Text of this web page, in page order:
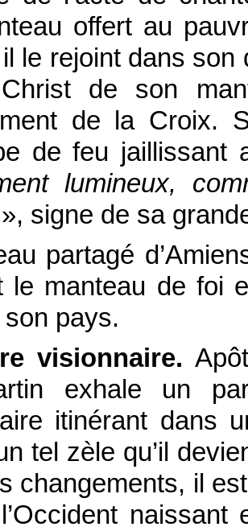
offert au
le rejoint dans
de son
de la Croix.
de feu
lumineux,
», signe de sa
partagé
le manteau de foi
pays.
visionnaire.
exhale un
itinérant dans
tel zèle qu’il
changements, il